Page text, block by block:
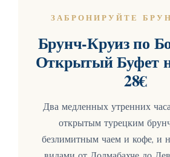
ЗАБРОНИРУЙТЕ
Брунч-Круиз по
Открытый Буфет
28€
Два медленных утренних
открытым турецким
безлимитным чаем и кофе, и